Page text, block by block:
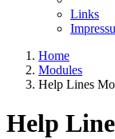
Links
Home
Modules
Help Lines
Help